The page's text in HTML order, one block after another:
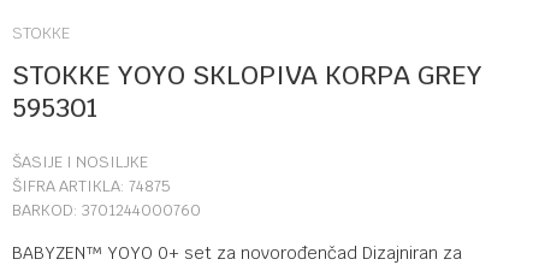
STOKKE
STOKKE YOYO SKLOPIVA KORPA GREY
595301
ŠASIJE I NOSILJKE
ŠIFRA ARTIKLA: 74875
BARKOD: 3701244000760
BABYZEN™ YOYO 0+ set za novorođenčad Dizajniran za